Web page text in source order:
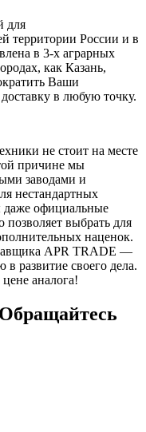
для
территории России и в
в 3-х аграрных
как Казань,
Ваши
в любую точку.
не стоит на месте
причине мы
заводами и
нестандартных
даже официальные
позволяет выбрать для
наценок.
APR TRADE —
развитие своего дела.
аналога!
Обращайтесь